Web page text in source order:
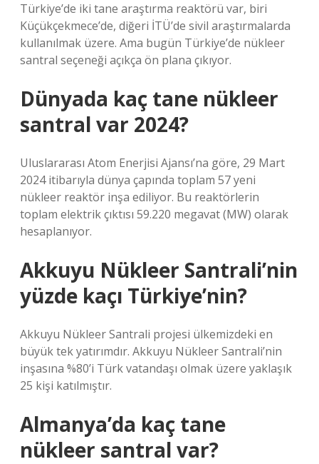
Türkiye’de iki tane araştırma reaktörü var, biri
Küçükçekmece’de, diğeri İTÜ’de sivil araştırmalarda
kullanılmak üzere. Ama bugün Türkiye’de nükleer
santral seçeneği açıkça ön plana çıkıyor.
Dünyada kaç tane nükleer
santral var 2024?
Uluslararası Atom Enerjisi Ajansı’na göre, 29 Mart
2024 itibarıyla dünya çapında toplam 57 yeni
nükleer reaktör inşa ediliyor. Bu reaktörlerin
toplam elektrik çıktısı 59.220 megavat (MW) olarak
hesaplanıyor.
Akkuyu Nükleer Santrali’nin
yüzde kaçı Türkiye’nin?
Akkuyu Nükleer Santrali projesi ülkemizdeki en
büyük tek yatırımdır. Akkuyu Nükleer Santrali’nin
inşasına %80’i Türk vatandaşı olmak üzere yaklaşık
25 kişi katılmıştır.
Almanya’da kaç tane
nükleer santral var?